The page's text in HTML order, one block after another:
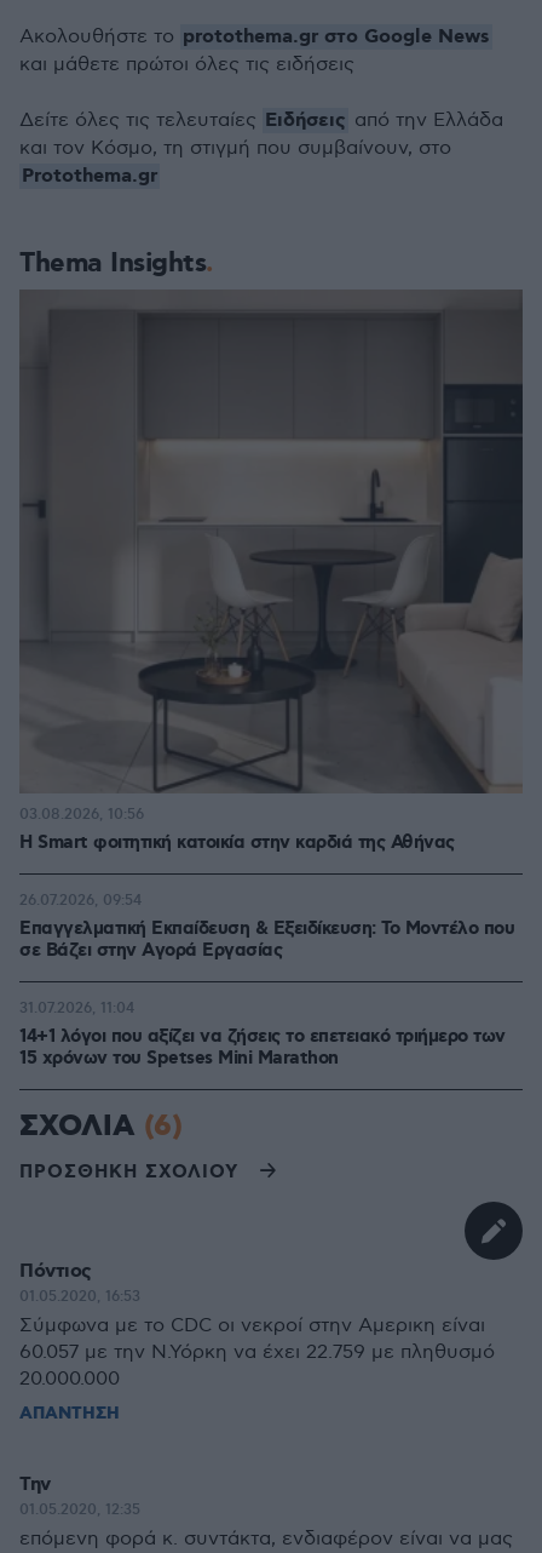
Thema Insights
Η Smart φοιτητική κατοικία στην καρδιά της Αθήνας
03.08.2026, 10:56
Επαγγελματική Εκπαίδευση & Εξειδίκευση: Το Mοντέλο που
σε Bάζει στην Aγορά Eργασίας
26.07.2026, 09:54
14+1 λόγοι που αξίζει να ζήσεις το επετειακό τριήμερο των
15 χρόνων του Spetses Mini Marathon
31.07.2026, 11:04
Ακολουθήστε το protothema.gr στο Google News
και μάθετε πρώτοι όλες τις ειδήσεις
Δείτε όλες τις τελευταίες Ειδήσεις από την Ελλάδα
και τον Κόσμο, τη στιγμή που συμβαίνουν, στο
Protothema.gr
ΣΧΟΛΙΑ (6)
ΠΡΟΣΘΗΚΗ ΣΧΟΛΙΟΥ
Πόντιος
01.05.2020, 16:53
Σύμφωνα με το CDC οι νεκροί στην Αμερικη είναι
60.057 με την Ν.Υόρκη να έχει 22.759 με πληθυσμό
20.000.000
ΑΠΑΝΤΗΣΗ
Την
01.05.2020, 12:35
επόμενη φορά κ. συντάκτα, ενδιαφέρον είναι να μας